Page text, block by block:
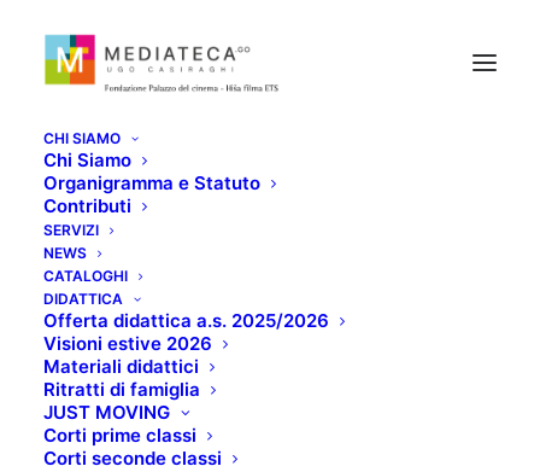
CHI SIAMO
Chi Siamo
Organigramma e Statuto
Contributi
SERVIZI
NEWS
CATALOGHI
DIDATTICA
Offerta didattica a.s. 2025/2026
Visioni estive 2026
Materiali didattici
Ritratti di famiglia
JUST MOVING
Corti prime classi
Corti seconde classi
SANGUE BLEU
GENNAIO 28, 2021